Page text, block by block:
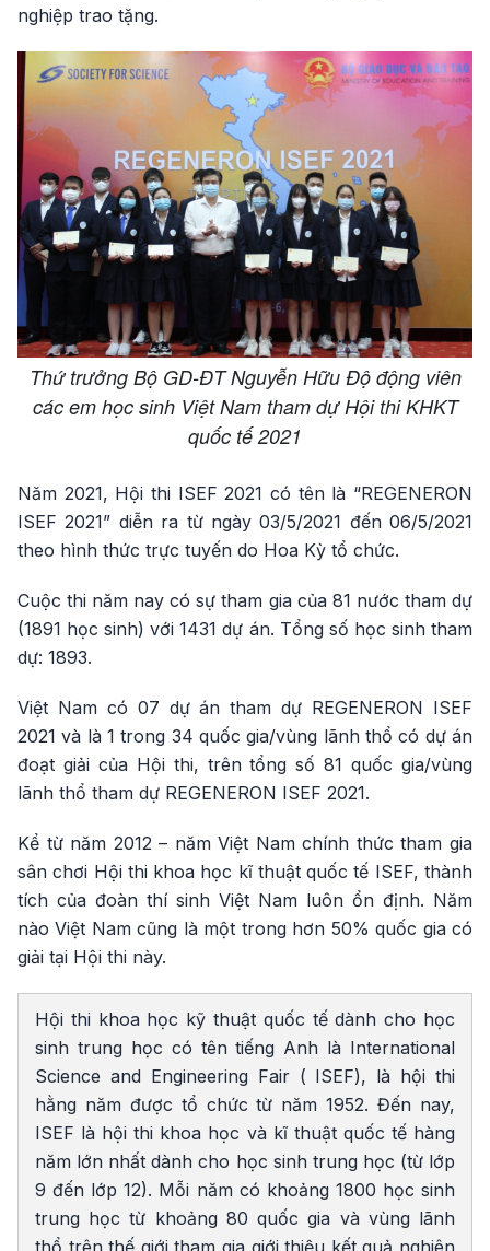
nghiệp trao tặng.
Thứ trưởng Bộ GD-ĐT Nguyễn Hữu Độ động viên
các em học sinh Việt Nam tham dự Hội thi KHKT
quốc tế 2021
Năm 2021, Hội thi ISEF 2021 có tên là “REGENERON
ISEF 2021” diễn ra từ ngày 03/5/2021 đến 06/5/2021
theo hình thức trực tuyến do Hoa Kỳ tổ chức.
Cuộc thi năm nay có sự tham gia của 81 nước tham dự
(1891 học sinh) với 1431 dự án. Tổng số học sinh tham
dự: 1893.
Việt Nam có 07 dự án tham dự REGENERON ISEF
2021 và là 1 trong 34 quốc gia/vùng lãnh thổ có dự án
đoạt giải của Hội thi, trên tổng số 81 quốc gia/vùng
lãnh thổ tham dự REGENERON ISEF 2021.
Kể từ năm 2012 – năm Việt Nam chính thức tham gia
sân chơi Hội thi khoa học kĩ thuật quốc tế ISEF, thành
tích của đoàn thí sinh Việt Nam luôn ổn định. Năm
nào Việt Nam cũng là một trong hơn 50% quốc gia có
giải tại Hội thi này.
Hội thi khoa học kỹ thuật quốc tế dành cho học
sinh trung học có tên tiếng Anh là International
Science and Engineering Fair ( ISEF), là hội thi
hằng năm được tổ chức từ năm 1952. Đến nay,
ISEF là hội thi khoa học và kĩ thuật quốc tế hàng
năm lớn nhất dành cho học sinh trung học (từ lớp
9 đến lớp 12). Mỗi năm có khoảng 1800 học sinh
trung học từ khoảng 80 quốc gia và vùng lãnh